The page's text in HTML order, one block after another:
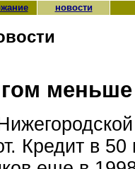
новости
меньше
Кредит в